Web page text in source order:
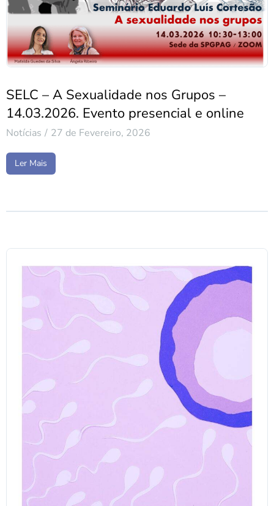
SELC – A Sexualidade nos Grupos –
14.03.2026. Evento presencial e online
Notícias 27 de Fevereiro, 2026
Ler Mais